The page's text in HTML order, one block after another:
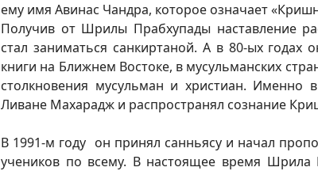
ему имя Авинас Чандра, которое означает
Получив от Шрилы Прабхупады наставление
стал заниматься санкиртаной. А в 80-ых годах
книги на Ближнем Востоке, в мусульманских
столкновения мусульман и христиан. Именно
Ливане Махарадж и распространял сознание
В 1991-м году он принял санньясу и начал
учеников по всему. В настоящее время